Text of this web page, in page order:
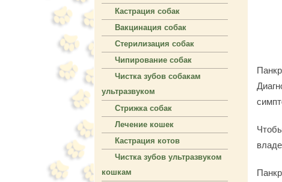
Кастрация собак
Вакцинация собак
Стерилизация собак
Чипирование собак
Чистка зубов собакам
ультразвуком
Стрижка собак
Лечение кошек
Кастрация котов
Чистка зубов ультразвуком
кошкам